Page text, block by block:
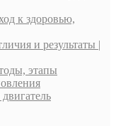
к здоровью,
и результаты |
этапы